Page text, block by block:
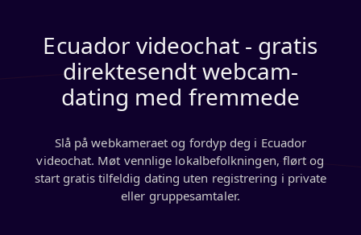
Ecuador videochat - gratis
direktesendt webcam-
dating med fremmede
Slå på webkameraet og fordyp deg i Ecuador
videochat. Møt vennlige lokalbefolkningen, flørt og
start gratis tilfeldig dating uten registrering i private
eller gruppesamtaler.